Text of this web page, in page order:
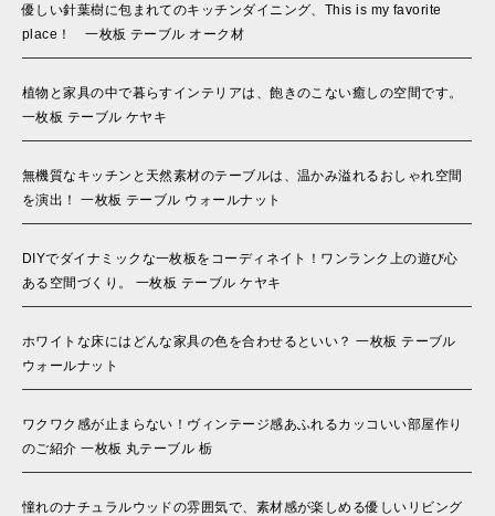
優しい針葉樹に包まれてのキッチンダイニング、This is my favorite
place！ 一枚板 テーブル オーク材
植物と家具の中で暮らすインテリアは、飽きのこない癒しの空間です。
一枚板 テーブル ケヤキ
無機質なキッチンと天然素材のテーブルは、温かみ溢れるおしゃれ空間
を演出！ 一枚板 テーブル ウォールナット
DIYでダイナミックな一枚板をコーディネイト！ワンランク上の遊び心
ある空間づくり。 一枚板 テーブル ケヤキ
ホワイトな床にはどんな家具の色を合わせるといい？ 一枚板 テーブル
ウォールナット
ワクワク感が止まらない！ヴィンテージ感あふれるカッコいい部屋作り
のご紹介 一枚板 丸テーブル 栃
憧れのナチュラルウッドの雰囲気で、素材感が楽しめる優しいリビング